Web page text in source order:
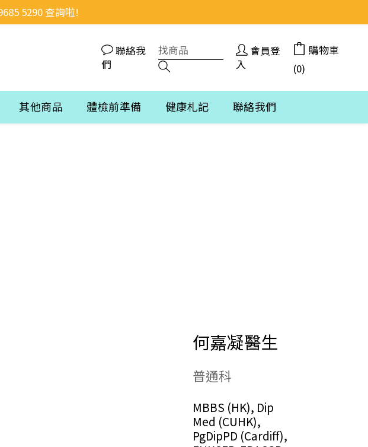
5290 查詢啦!
聯絡我
們
會員登
入
購物車
(0)
其他商品 體檢前準備 健康札記 聯絡我們
何嘉凝醫生 ​
普通科
MBBS (HK), Dip
Med (CUHK),
PgDipPD (Cardiff),